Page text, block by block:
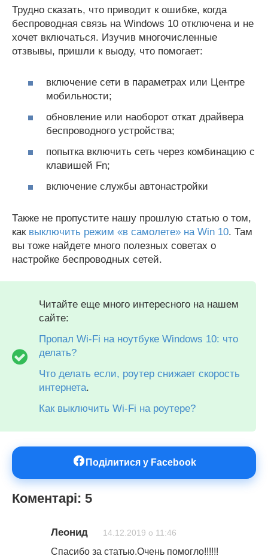
Трудно сказать, что приводит к ошибке, когда
беспроводная связь на Windows 10 отключена и не
хочет включаться. Изучив многочисленные
отзвывы, пришли к выоду, что помогает:
включение сети в параметрах или Центре
мобильности;
обновление или наоборот откат драйвера
беспроводного устройства;
попытка включить сеть через комбинацию с
клавишей Fn;
включение службы автонастройки
Также не пропустите нашу прошлую статью о том,
как выключить режим «в самолете» на Win 10. Там
вы тоже найдете много полезных советах о
настройке беспроводных сетей.
Читайте еще много интересного на нашем
сайте:
Пропал Wi-Fi на ноутбуке Windows 10: что
делать?
Что делать если, роутер снижает скорость
интернета.
Как выключить Wi-Fi на роутере?
Поділитися у Facebook
Коментарі: 5
Леонид 14.12.2019 о 11:46
Спасибо за статью.Очень помогло!!!!!!